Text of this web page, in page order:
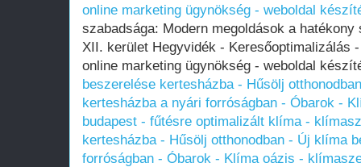
online marketing ügynökség - weboldal
szabadsága: Modern megoldások a
XII. kerület Hegyvidék - Keresőoptimalizálás
online marketing ügynökség - weboldal
beszerelése kertesházba - Hűsölj
kertesházba a nyári forróságban - Óbarok -
budapest - fűtésre optimalizált klíma -
kertesházba - Hűsölj otthonodban - Új klíma
forróságban - Óbarok - Klíma oázis -